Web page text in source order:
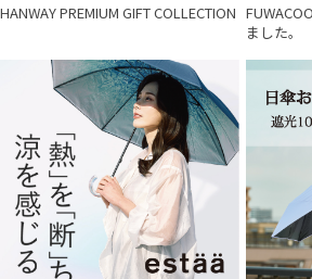
件
HANWAY PREMIUM GIFT COLLECTION
ました。